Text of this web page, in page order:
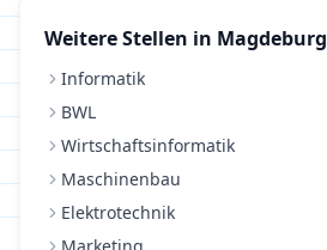
Weitere Stellen in Magdeburg
Informatik
BWL
Wirtschaftsinformatik
Maschinenbau
Elektrotechnik